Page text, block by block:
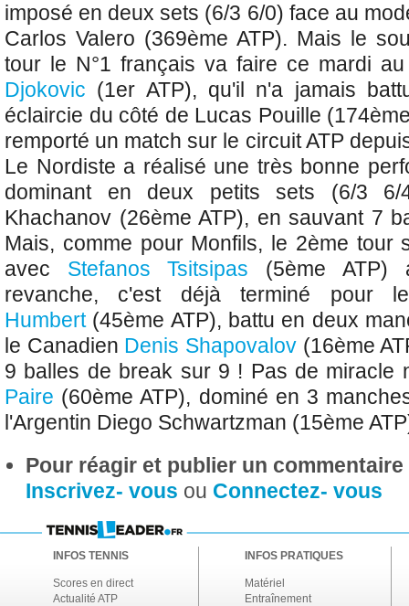
imposé en deux sets (6/3 6/0) face au
Carlos Valero (369ème ATP). Mais le
tour le N°1 français va faire ce mardi
Djokovic (1er ATP), qu'il n'a jamais
éclaircie du côté de Lucas Pouille
remporté un match sur le circuit ATP
Le Nordiste a réalisé une très bonne
dominant en deux petits sets (6/3
Khachanov (26ème ATP), en sauvant 7
Mais, comme pour Monfils, le 2ème tour
avec Stefanos Tsitsipas (5ème ATP)
revanche, c'est déjà terminé pour
Humbert(45ème ATP), battu en deux
le Canadien Denis Shapovalov (16ème
9 balles de break sur 9 ! Pas de miracle
Paire (60ème ATP), dominé en 3
l'Argentin Diego Schwartzman (15ème
Pour réagir et publier un
Inscrivez- vous ou Connectez- vous
INFOS TENNIS
Scores en direct
Actualité ATP
INFOS PRATIQUES
Matériel
Entraînement